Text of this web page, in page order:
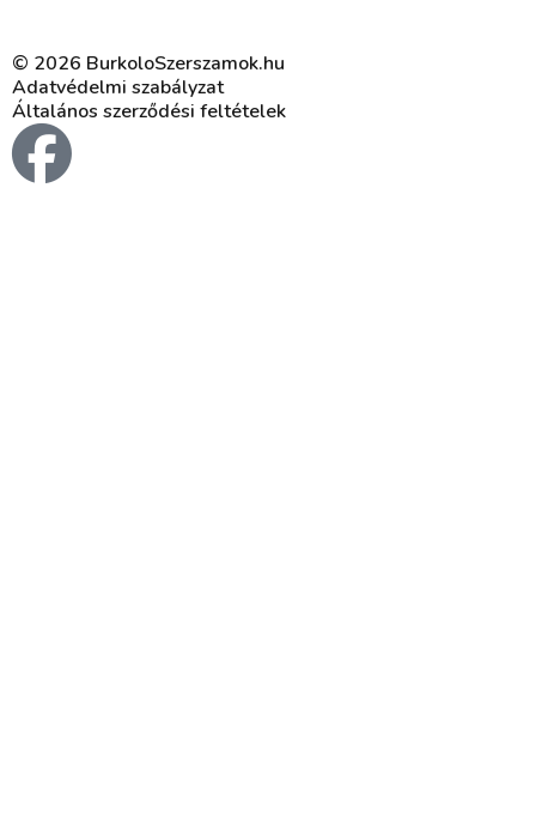
© 2026 BurkoloSzerszamok.hu
Adatvédelmi szabályzat
Általános szerződési feltételek
F